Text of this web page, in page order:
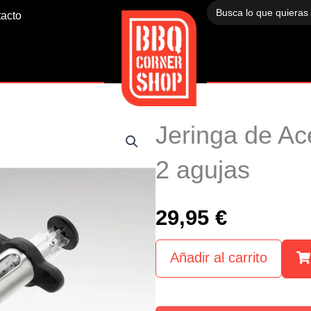
Buscar:
Jeringa de
2 agujas
29,95 €
Añadir al carrito